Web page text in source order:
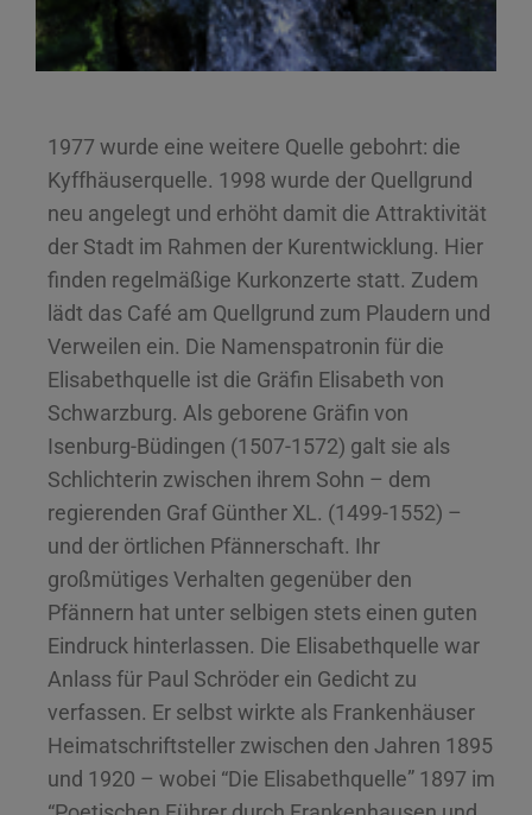
1977 wurde eine weitere Quelle gebohrt: die
Kyffhäuserquelle. 1998 wurde der Quellgrund
neu angelegt und erhöht damit die Attraktivität
der Stadt im Rahmen der Kurentwicklung. Hier
finden regelmäßige Kurkonzerte statt. Zudem
lädt das Café am Quellgrund zum Plaudern und
Verweilen ein. Die Namenspatronin für die
Elisabethquelle ist die Gräfin Elisabeth von
Schwarzburg. Als geborene Gräfin von
Isenburg-Büdingen (1507-1572) galt sie als
Schlichterin zwischen ihrem Sohn – dem
regierenden Graf Günther XL. (1499-1552) –
und der örtlichen Pfännerschaft. Ihr
großmütiges Verhalten gegenüber den
Pfännern hat unter selbigen stets einen guten
Eindruck hinterlassen. Die Elisabethquelle war
Anlass für Paul Schröder ein Gedicht zu
verfassen. Er selbst wirkte als Frankenhäuser
Heimatschriftsteller zwischen den Jahren 1895
und 1920 – wobei “Die Elisabethquelle” 1897 im